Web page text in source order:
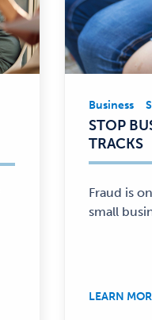
Business,
Security
—
Business
STOP
TRACKS
Fraud is
small
LEARN